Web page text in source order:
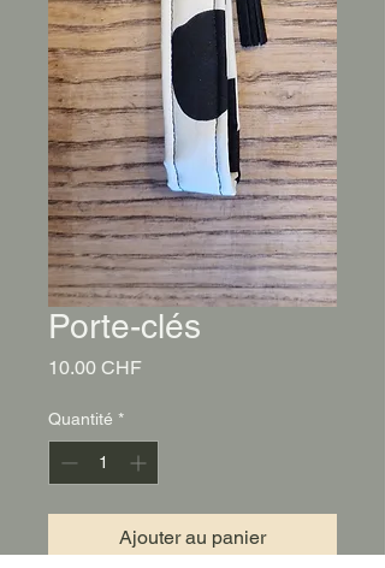
Porte-clés
10.00 CHFPrix
Quantité *
Ajouter au panier